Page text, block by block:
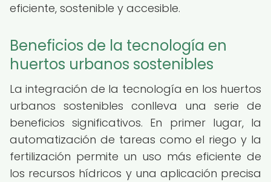
eficiente, sostenible y accesible.
Beneficios de la tecnología en
huertos urbanos sostenibles
La integración de la tecnología en los huertos
urbanos sostenibles conlleva una serie de
beneficios significativos. En primer lugar, la
automatización de tareas como el riego y la
fertilización permite un uso más eficiente de
los recursos hídricos y una aplicación precisa